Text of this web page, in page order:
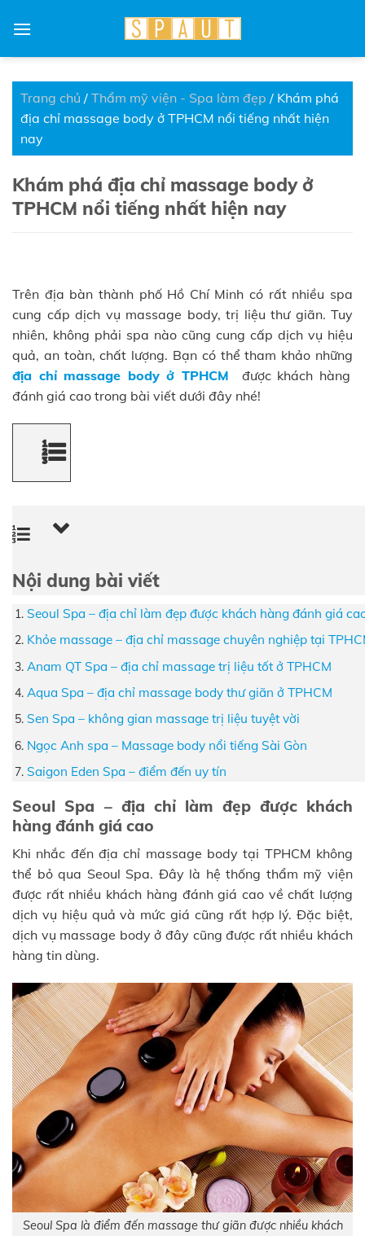
Trang chủ / Thẩm mỹ viện - Spa làm đẹp / Khám phá
địa chỉ massage body ở TPHCM nổi tiếng nhất hiện
nay
Khám phá địa chỉ massage body ở
TPHCM nổi tiếng nhất hiện nay
Trên địa bàn thành phố Hồ Chí Minh có rất nhiều spa
cung cấp dịch vụ massage body, trị liệu thư giãn. Tuy
nhiên, không phải spa nào cũng cung cấp dịch vụ hiệu
quả, an toàn, chất lượng. Bạn có thể tham khảo những
địa chỉ massage body ở TPHCM
được khách hàng
đánh giá cao trong bài viết dưới đây nhé!
Nội dung bài viết
Seoul Spa – địa chỉ làm đẹp được khách hàng đánh giá
Khỏe massage – địa chỉ massage chuyên nghiệp tại
Anam QT Spa – địa chỉ massage trị liệu tốt ở TPHCM
Aqua Spa – địa chỉ massage body thư giãn ở TPHCM
Sen Spa – không gian massage trị liệu tuyệt vời
Ngọc Anh spa – Massage body nổi tiếng Sài Gòn
Saigon Eden Spa – điểm đến uy tín
Seoul Spa – địa chỉ làm đẹp được khách
hàng đánh giá cao
Khi nhắc đến địa chỉ massage body tại TPHCM không
thể bỏ qua Seoul Spa. Đây là hệ thống thẩm mỹ viện
được rất nhiều khách hàng đánh giá cao về chất lượng
dịch vụ hiệu quả và mức giá cũng rất hợp lý. Đặc biệt,
dịch vụ massage body ở đây cũng được rất nhiều khách
hàng tin dùng.
Seoul Spa là điểm đến massage thư giãn được nhiều khách